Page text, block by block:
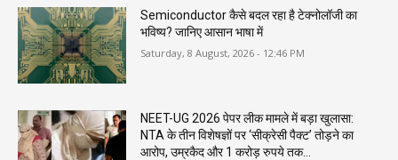
Semiconductor कैसे बदल रहा है टेक्नोलॉजी का
भविष्य? जानिए आसान भाषा में
Saturday, 8 August, 2026 - 12:46 PM
NEET-UG 2026 पेपर लीक मामले में बड़ा खुलासा:
NTA के तीन विशेषज्ञों पर ‘सीक्रेसी पैक्ट’ तोड़ने का
आरोप, उम्रकैद और 1 करोड़ रुपये तक...